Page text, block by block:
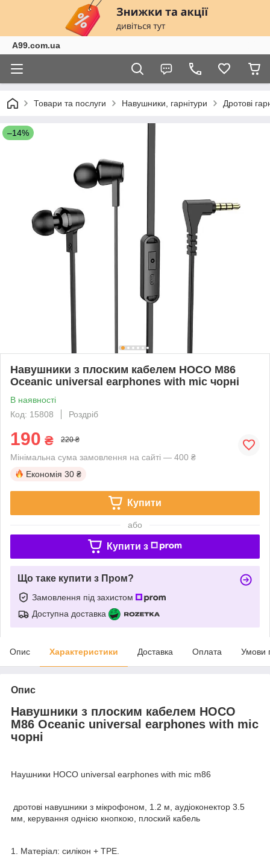
A99.com.ua
Товари та послуги Навушники, гарнітури Дротові
–14%
Навушники з плоским кабелем HOCO M86
Oceanic universal earphones with mic чорні
В наявності
Код: 15808
Роздріб
190 ₴ 220 ₴
Мінімальна сума замовлення на сайті — 400 ₴
Економія 30 ₴
Купити
або
Купити з
Що таке купити з Пром?
Замовлення під захистом
Доступна доставка
Опис Характеристики Доставка Оплата Умови
Опис
Навушники з плоским кабелем HOCO
M86 Oceanic universal earphones with mic
чорні
Наушники HOCO universal earphones with mic m86
дротові навушники з мікрофоном, 1.2 м, аудіоконектор 3.5
мм, керування однією кнопкою, плоский кабель
1. Матеріал: силікон + TPE.